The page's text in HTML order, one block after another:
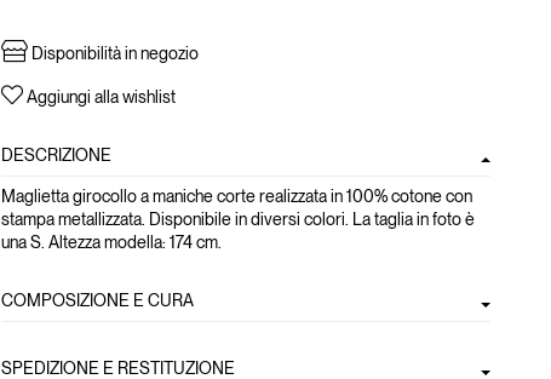
Disponibilità in negozio
Aggiungi alla wishlist
DESCRIZIONE
Maglietta girocollo a maniche corte realizzata in 100% cotone con
stampa metallizzata. Disponibile in diversi colori. La taglia in foto è
una S. Altezza modella: 174 cm.
COMPOSIZIONE E CURA
SPEDIZIONE E RESTITUZIONE